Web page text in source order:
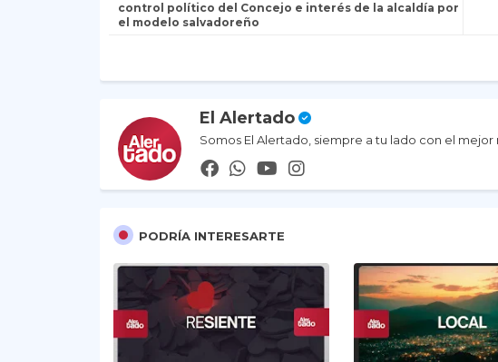
control político del Concejo e interés de la alcaldía por
el modelo salvadoreño
El Alertado
Somos El Alertado, siempre a tu lado con el
PODRÍA INTERESARTE